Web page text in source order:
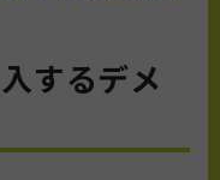
するデメ